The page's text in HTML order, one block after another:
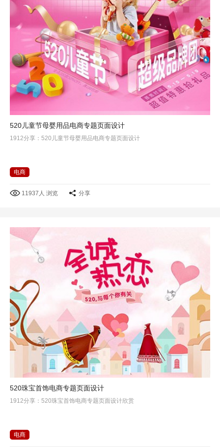
520儿童节母婴用品电商专题页面设计
1912分享：520儿童节母婴用品电商专题页面设计
电商
11937人 浏览 分享
520珠宝首饰电商专题页面设计
1912分享：520珠宝首饰电商专题页面设计欣赏
电商